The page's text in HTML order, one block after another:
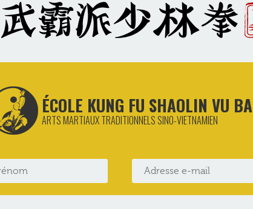
ÉCOLE KUNG FU SHAOLIN VU BA
ARTS MARTIAUX TRADITIONNELS SINO-VIETNAMIEN